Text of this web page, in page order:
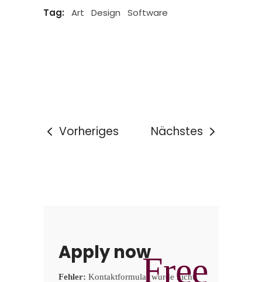
Tag: Art Design Software
Vorheriges Nächstes
Apply nowFree
Fehler: Kontaktformular wurde nicht